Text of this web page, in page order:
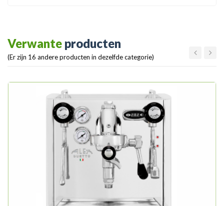
Verwante producten
(Er zijn 16 andere producten in dezelfde categorie)